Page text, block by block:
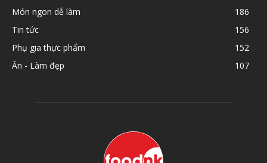
Món ngon dễ làm
186
Tin tức
156
Phụ gia thực phẩm
152
Ăn - Làm đẹp
107